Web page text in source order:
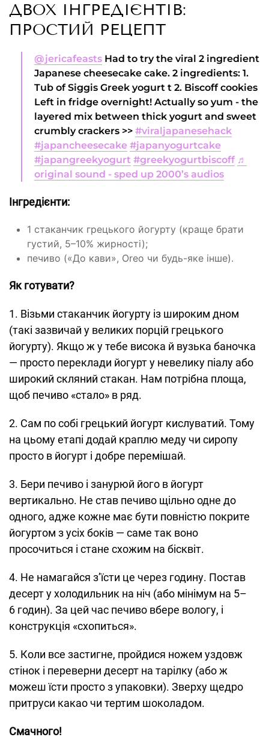
ДВОХ ІНГРЕДІЄНТІВ:
ПРОСТИЙ РЕЦЕПТ
@jericafeasts Had to try the viral 2 ingredient
Japanese cheesecake cake. 2 ingredients: 1.
Tub of Siggis Greek yogurt t 2. Biscoff cookies
Left in fridge overnight! Actually so yum - the
layered mix between thick yogurt and sweet
crumbly crackers >> #viraljapanesehack
#japancheesecake #japanyogurtcake
#japangreekyogurt #greekyogurtbiscoff ♬
original sound - sped up 2000’s audios
Інгредієнти:
1 стаканчик грецького йогурту (краще брати
густий, 5–10% жирності);
печиво («До кави», Oreo чи будь-яке інше).
Як готувати?
1. Візьми стаканчик йогурту із широким дном
(такі зазвичай у великих порцій грецького
йогурту). Якщо ж у тебе висока й вузька баночка
— просто переклади йогурт у невелику піалу або
широкий скляний стакан. Нам потрібна площа,
щоб печиво «стало» в ряд.
2. Сам по собі грецький йогурт кислуватий. Тому
на цьому етапі додай краплю меду чи сиропу
просто в йогурт і добре перемішай.
3. Бери печиво і занурюй його в йогурт
вертикально. Не став печиво щільно одне до
одного, адже кожне має бути повністю покрите
йогуртом з усіх боків — саме так воно
просочиться і стане схожим на бісквіт.
4. Не намагайся з’їсти це через годину. Постав
десерт у холодильник на ніч (або мінімум на 5–
6 годин). За цей час печиво вбере вологу, і
конструкція «схопиться».
5. Коли все застигне, пройдися ножем уздовж
стінок і переверни десерт на тарілку (або ж
можеш їсти просто з упаковки). Зверху щедро
притруси какао чи тертим шоколадом.
Смачного!